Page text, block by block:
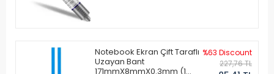
Notebook Ekran Çift Taraflı
Uzayan Bant
171mmX8mmX0.3mm (1
%63 Discount
227,76 TL